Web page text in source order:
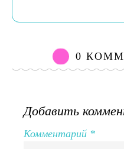
0
Добавить
Комментарий *